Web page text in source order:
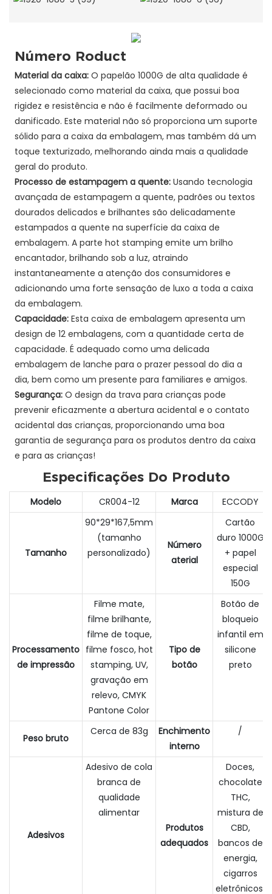
Número Roduct
Material da caixa: O papelão 1000G de alta qualidade é
selecionado como material da caixa, que possui boa
rigidez e resistência e não é facilmente deformado ou
danificado. Este material não só proporciona um suporte
sólido para a caixa da embalagem, mas também dá um
toque texturizado, melhorando ainda mais a qualidade
geral do produto.
Processo de estampagem a quente: Usando tecnologia
avançada de estampagem a quente, padrões ou textos
dourados delicados e brilhantes são delicadamente
estampados a quente na superfície da caixa de
embalagem. A parte hot stamping emite um brilho
encantador, brilhando sob a luz, atraindo
instantaneamente a atenção dos consumidores e
adicionando uma forte sensação de luxo a toda a caixa
da embalagem.
Capacidade: Esta caixa de embalagem apresenta um
design de 12 embalagens, com a quantidade certa de
capacidade. É adequado como uma delicada
embalagem de lanche para o prazer pessoal do dia a
dia, bem como um presente para familiares e amigos.
Segurança: O design da trava para crianças pode
prevenir eficazmente a abertura acidental e o contato
acidental das crianças, proporcionando uma boa
garantia de segurança para os produtos dentro da caixa
e para as crianças!
Especificações Do Produto
Modelo CR004-12 Marca ECCODY
Tamanho
90*29*167,5mm
(tamanho
personalizado)
Número
aterial
Cartão
duro 1000G
+ papel
especial
150G
Processamento
de impressão
Filme mate,
filme brilhante,
filme de toque,
filme fosco, hot
stamping, UV,
gravação em
relevo, CMYK
Pantone Color
Tipo de
botão
Botão de
bloqueio
infantil em
silicone
preto
Peso bruto
Cerca de 83g
Enchimento
interno
/
Adesivos
Adesivo de cola
branca de
qualidade
alimentar
Produtos
adequados
Doces,
chocolate
THC,
mistura de
CBD,
bancos de
energia,
cigarros
eletrônicos,